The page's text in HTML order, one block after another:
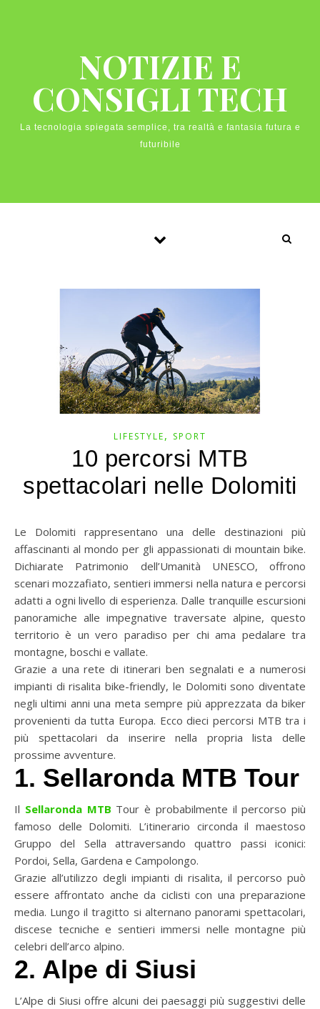
NOTIZIE E
CONSIGLI TECH
La tecnologia spiegata semplice, tra realtà e fantasia futura e
futuribile
LIFESTYLE, SPORT
10 percorsi MTB
spettacolari nelle Dolomiti
Le Dolomiti rappresentano una delle destinazioni più
affascinanti al mondo per gli appassionati di mountain bike.
Dichiarate Patrimonio dell’Umanità UNESCO, offrono
scenari mozzafiato, sentieri immersi nella natura e percorsi
adatti a ogni livello di esperienza. Dalle tranquille escursioni
panoramiche alle impegnative traversate alpine, questo
territorio è un vero paradiso per chi ama pedalare tra
montagne, boschi e vallate.
Grazie a una rete di itinerari ben segnalati e a numerosi
impianti di risalita bike-friendly, le Dolomiti sono diventate
negli ultimi anni una meta sempre più apprezzata da biker
provenienti da tutta Europa. Ecco dieci percorsi MTB tra i
più spettacolari da inserire nella propria lista delle
prossime avventure.
1. Sellaronda MTB Tour
Il Sellaronda MTB Tour è probabilmente il percorso più
famoso delle Dolomiti. L’itinerario circonda il maestoso
Gruppo del Sella attraversando quattro passi iconici:
Pordoi, Sella, Gardena e Campolongo.
Grazie all’utilizzo degli impianti di risalita, il percorso può
essere affrontato anche da ciclisti con una preparazione
media. Lungo il tragitto si alternano panorami spettacolari,
discese tecniche e sentieri immersi nelle montagne più
celebri dell’arco alpino.
2. Alpe di Siusi
L’Alpe di Siusi offre alcuni dei paesaggi più suggestivi delle